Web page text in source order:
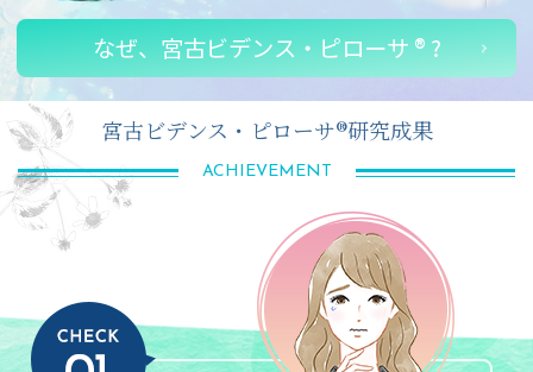
なぜ、宮古ビデンス・ピローサ ® ?
宮古ビデンス・ピローサ®研究成果
ACHIEVEMENT